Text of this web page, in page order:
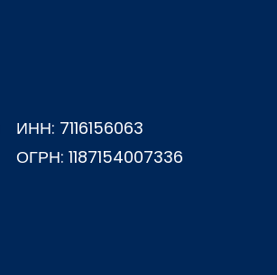
ИНН: 7116156063
ОГРН: 1187154007336